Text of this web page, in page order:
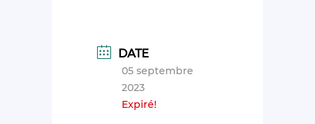
DATE
05 septembre
2023
Expiré!